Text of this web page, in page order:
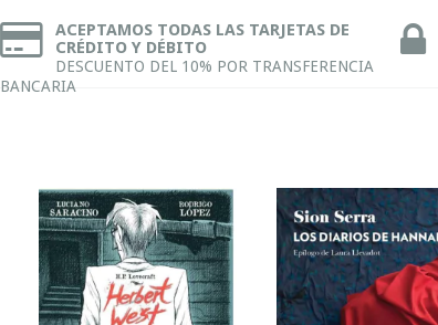
ACEPTAMOS TODAS LAS TARJETAS DE
CRÉDITO Y DÉBITO
DESCUENTO DEL 10% POR TRANSFERENCIA
BANCARIA